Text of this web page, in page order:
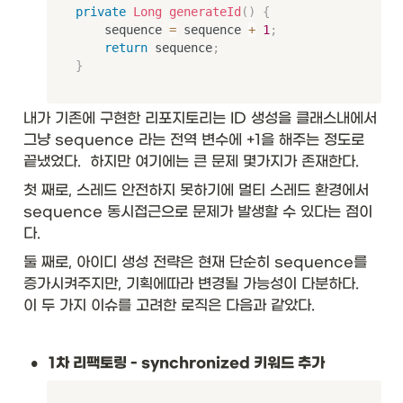
et
eri
ze
d
pe
}
&
\t
ex
t{
Li
st
ri
private Long generateId ( )
{
    sequence
= sequence + 1 ;
return sequence;
}
내가 기존에 구현한 리포지토리는 ID 생성을 클래스내에서
그냥 sequence 라는 전역 변수에 +1을 해주는 정도로
끝냈었다.  하지만 여기에는 큰 문제 몇가지가 존재한다.
첫 째로, 스레드 안전하지 못하기에 멀티 스레드 환경에서
sequence 동시접근으로 문제가 발생할 수 있다는 점이
다.
둘 째로, 아이디 생성 전략은 현재 단순히 sequence를
증가시켜주지만, 기획에따라 변경될 가능성이 다분하다.
이 두 가지 이슈를 고려한 로직은 다음과 같았다.
• 1차 리팩토링 - synchronized 키워드 추가